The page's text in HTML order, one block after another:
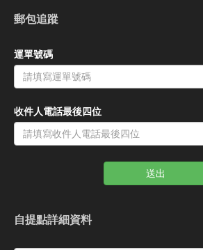
郵包追蹤
運單號碼
收件人電話最後四位
送出
自提點詳細資料